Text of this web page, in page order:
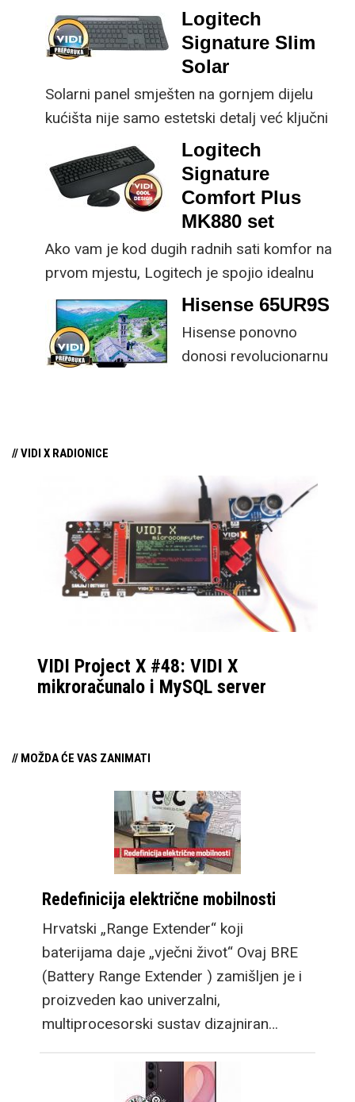
ključne svakom
korisniku.
male ustupke možete
osjetno uštedjeti pri
kupnji.
Logitech
Signature Slim
Solar
Solarni panel smješten na gornjem dijelu
kućišta nije samo estetski detalj već ključni
dio koncepta ovog proizvoda, jer koristi
energiju prirodnog ili umjetnog svjetla za
rad.
Logitech
Signature
Comfort Plus
MK880 set
Ako vam je kod dugih radnih sati komfor na
prvom mjestu, Logitech je spojio idealnu
kombinaciju tipkovnice i miša s naprednim
funkcijama.
Hisense 65UR9S
Hisense ponovno
donosi revolucionarnu
// VIDI X RADIONICE
VIDI Project X #48: VIDI X
mikroračunalo i MySQL server
// MOŽDA ĆE VAS ZANIMATI
Redefinicija električne mobilnosti
Hrvatski „Range Extender“ koji
baterijama daje „vječni život“ Ovaj BRE
(Battery Range Extender ) zamišljen je i
proizveden kao univerzalni,
multiprocesorski sustav dizajniran…